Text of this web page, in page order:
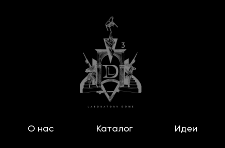
О нас Каталог Идеи